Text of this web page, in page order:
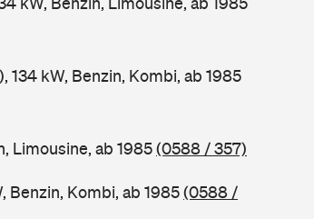
134 kW, Benzin, Kombi, ab 1985
Limousine, ab 1985(0588 / 357)
Benzin, Kombi, ab 1985(0588 /